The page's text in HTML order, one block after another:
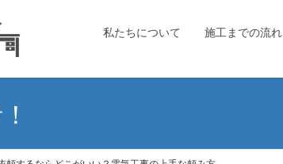
私たちについて 施工までの流れ